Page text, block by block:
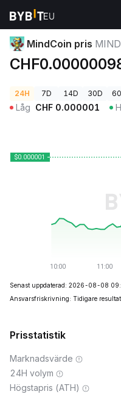
Kryptopriser
MindCoin pris MIND
24H 7D 14D 30D
Låg CHF 0.000001
Senast uppdaterad: 2026-08-08
Ansvarsfriskrivning: Tidigare
Prisstatistik
Marknadsvärde
24H volym
Högstapris (ATH)